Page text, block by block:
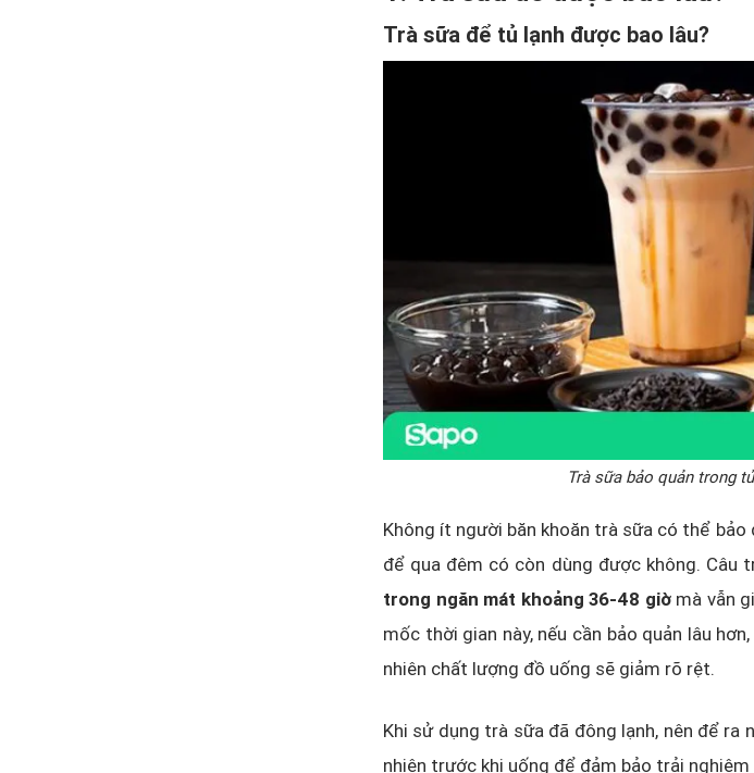
Trà sữa để tủ lạnh được bao lâu?
Trà sữa bảo quản trong
Không ít người băn khoăn trà sữa có thể
để qua đêm có còn dùng được không. Câu
trong ngăn mát khoảng 36-48 giờmà vẫn
mốc thời gian này, nếu cần bảo quản lâu
nhiên chất lượng đồ uống sẽ giảm rõ rệt.
Khi sử dụng trà sữa đã đông lạnh, nên để
nhiên trước khi uống để đảm bảo trải